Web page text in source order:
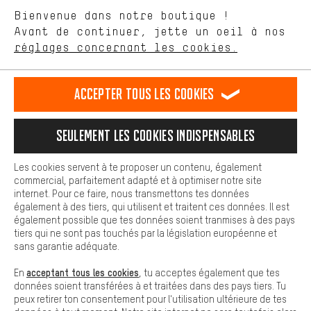
Langue"
français english
EN Deutsch español
RÉSILIER LE CONTRAT Communauté d'Aix-la-Chapelle
Programme d'affiliation Mentions Légales Protection des données
Conditions générales de vente Plateforme d'Alerte
Reprise des batteries Corepile Paramètres de cookies
Modifier le contraste
Tous les prix s'entendent en euros (MwSt hors) plus les
frais de portpour la livraison versÉtats-Unis.
Bienvenue dans notre boutique !
Avant de continuer, jette un oeil à nos
réglages concernant les cookies.
nous proposons grâce à ton comportement d'achat.
Plus de confort
est plus confortable. Avec les cookies de confort, nous
Nous pouvons ainsi mettre à ta disposition d'autres contenus et
informations utiles. De plus, tu as la possibilité d'utiliser des
facilement les bons produits. Par exemple, nous proposons une
facilement aux questions.
Cookies de base
Les cookies de base garantissent que tu puisses utiliser les
fonctions de notre site web.
Accepter tous les cookies
Seulement les cookies indispensables
Les cookies servent à te proposer un contenu, également
commercial, parfaitement adapté et à optimiser notre site
internet. Pour ce faire, nous transmettons tes données
également à des tiers, qui utilisent et traitent ces données. Il est
également possible que tes données soient tranmises à des pays
tiers qui ne sont pas touchés par la législation européenne et
sans garantie adéquate.
En acceptant tous les cookies , tu acceptes également que tes
données soient transférées à et traitées dans des pays tiers. Tu
peux retirer ton consentement pour l'utilisation ultérieure de tes